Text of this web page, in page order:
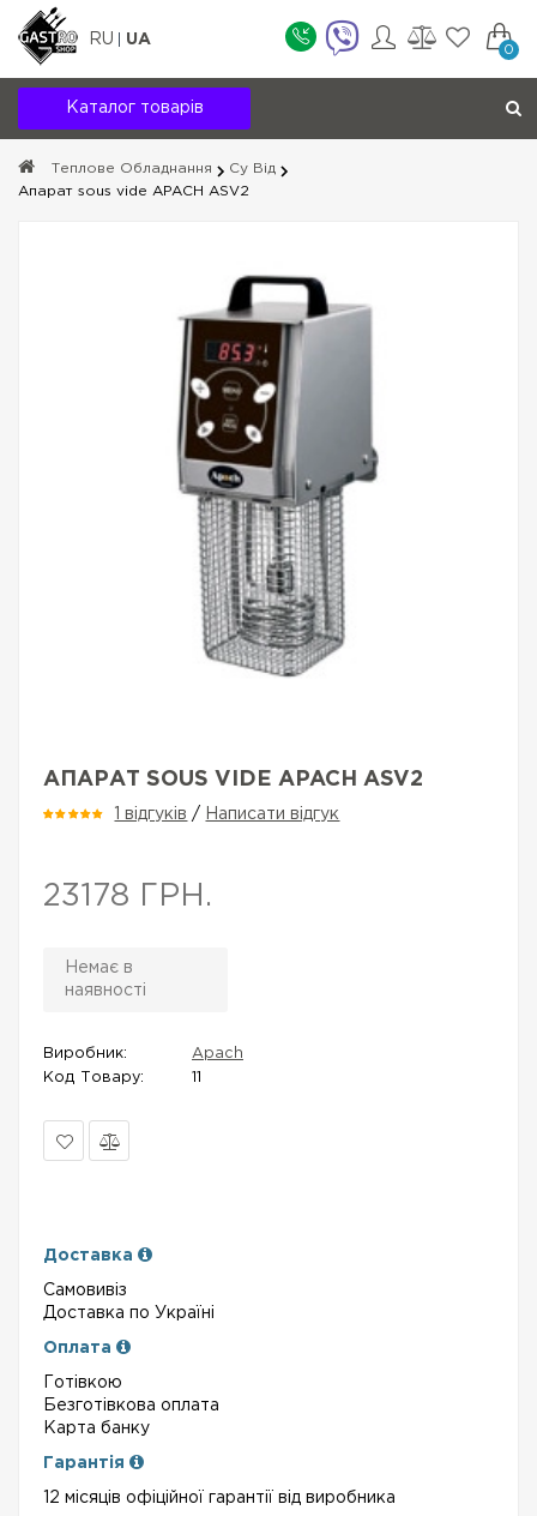
RU UA
0
Каталог товарів
Теплове Обладнання
Су Від
Апарат sous vide APACH ASV2
АПАРАТ SOUS VIDE APACH ASV2
1 відгуків / Написати відгук
23178 ГРН.
Немає в
наявності
Виробник:
Apach
Код Товару:
11
Доставка
Самовивіз
Доставка по Україні
Оплата
Готівкою
Безготівкова оплата
Карта банку
Гарантія
12 місяців офіційної гарантії від виробника